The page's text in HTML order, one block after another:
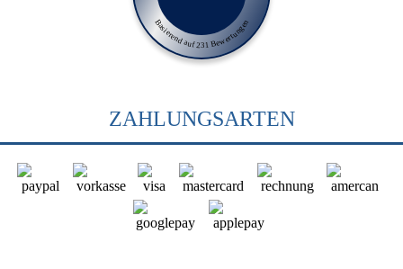
Basierend auf 231 Bewertungen
ZAHLUNGSARTEN